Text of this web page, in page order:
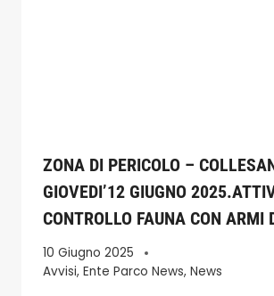
ZONA DI PERICOLO –
GIOVEDI’12 GIUGNO
CONTROLLO FAUNA CON ARMI
10 Giugno 2025
Avvisi, Ente Parco News, News